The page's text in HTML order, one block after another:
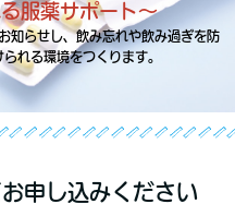
服薬サポート～
知らせし、飲み忘れや飲み過ぎを防
れる環境をつくります。
申し込みください